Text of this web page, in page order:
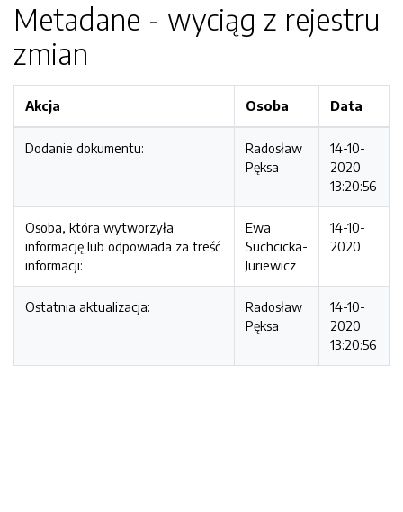
Metadane - wyciąg z rejestru
zmian
Akcja Osoba Data
Dodanie dokumentu:
Radosław
Pęksa
14-10-
2020
13:20:56
Osoba, która wytworzyła
informację lub odpowiada za treść
informacji:
Ewa
Suchcicka-
Juriewicz
14-10-
2020
Ostatnia aktualizacja:
Radosław
Pęksa
14-10-
2020
13:20:56